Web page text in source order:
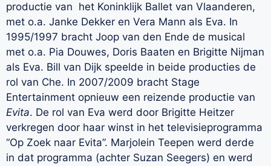
productie van het Koninklijk Ballet van Vlaanderen,
met o.a. Janke Dekker en Vera Mann als Eva. In
1995/1997 bracht Joop van den Ende de musical
met o.a. Pia Douwes, Doris Baaten en Brigitte Nijman
als Eva. Bill van Dijk speelde in beide producties de
rol van Che. In 2007/2009 bracht Stage
Entertainment opnieuw een reizende productie van
Evita. De rol van Eva werd door Brigitte Heitzer
verkregen door haar winst in het televisieprogramma
“Op Zoek naar Evita”. Marjolein Teepen werd derde
in dat programma (achter Suzan Seegers) en werd